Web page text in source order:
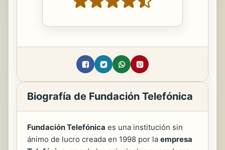
Biografía de Fundación Telefónica
Fundación Telefónica es una institución sin
ánimo de lucro creada en 1998 por la empresa